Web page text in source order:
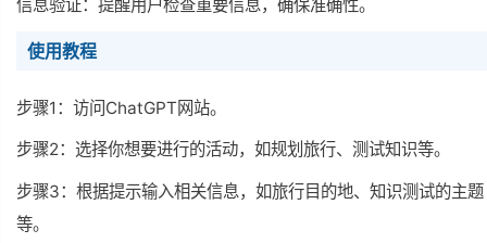
信息验证：提醒用户检查重要信息，确保准确性。
使用教程
步骤1：访问ChatGPT网站。
步骤2：选择你想要进行的活动，如规划旅行、测试知识等。
步骤3：根据提示输入相关信息，如旅行目的地、知识测试的主题
等。